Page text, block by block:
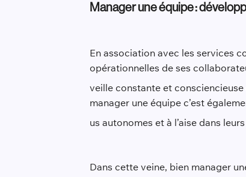
Manager une équipe :
En association avec les services
opérationnelles de ses
veille constante et
manager une équipe c’est
us autonomes et à l’aise dans
Dans cette veine, bien manager